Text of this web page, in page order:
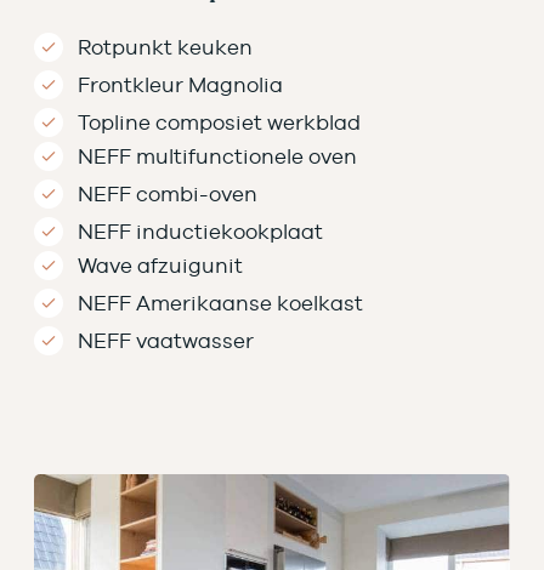
Rotpunkt keuken
Frontkleur Magnolia
Topline composiet werkblad
NEFF multifunctionele oven
NEFF combi-oven
NEFF inductiekookplaat
Wave afzuigunit
NEFF Amerikaanse koelkast
NEFF vaatwasser